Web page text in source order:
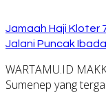
Jamaah Haji Kloter
Jalani Puncak
WARTAMU.ID
Sumenep yang